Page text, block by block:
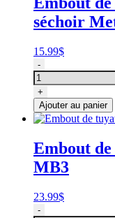
B3
(ABC-
3)
séchoir
15.99$
quantité
de
Embout
de
tuyau
séchoir
AFTD
-
+
Ajouter au panier
Embout
MB3
23.99$
quantité
-